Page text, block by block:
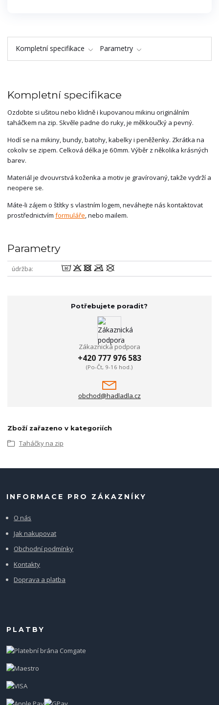
Kompletní specifikace Parametry
Kompletní specifikace
Ozdobte si ušitou nebo klidně i kupovanou mikinu originálním
taháčkem na zip. Skvěle padne do ruky, je měkkoučký a pevný.
Hodí se na mikiny, bundy, batohy, kabelky i peněženky. Zkrátka na
cokoliv se zipem. Celková délka je 60mm. Výběr z několika krásných
barev.
Materiál je dvouvrstvá koženka a motiv je gravírovaný, takže vydrží a
neopere se.
Máte-li zájem o štítky s vlastním logem, neváhejte nás kontaktovat
prostřednictvím formuláře, nebo mailem.
Parametry
údržba wodmU
Potřebujete poradit?
Zákaznická podpora
+420 777 976 583
(Po-Čt, 9-16 hod.)
obchod@hadladla.cz
Zboží zařazeno v kategoriích
Taháčky na zip
INFORMACE PRO ZÁKAZNÍKY
O nás
Jak nakupovat
Obchodní podmínky
Kontakty
Doprava a platba
PLATBY